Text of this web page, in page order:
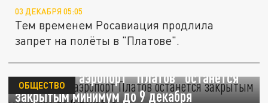
03 ДЕКАБРЯ 05:05
Тем временем Росавиация продлила
запрет на полёты в "Платове".
Ростовский аэропорт "Платов" останется
закрытым минимум до 9 декабря
ОБЩЕСТВО